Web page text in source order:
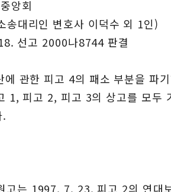
앙회
송대리인 변호사 이덕수 외 1인)
선고 2000나8744 판결
관한 피고 4의 패소 부분을 파
1, 피고 2, 피고 3의 상고를 모두
고는 1997. 7. 23. 피고 2의 연대